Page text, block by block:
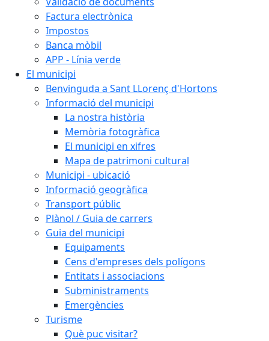
Factura electrònica
Impostos
Banca mòbil
APP - Línia verde
El municipi
Benvinguda a Sant LLorenç d'Hortons
Informació del municipi
La nostra història
Memòria fotogràfica
El municipi en xifres
Mapa de patrimoni cultural
Municipi - ubicació
Informació geogràfica
Transport públic
Plànol / Guia de carrers
Guia del municipi
Equipaments
Cens d'empreses dels polígons
Entitats i associacions
Subministraments
Emergències
Turisme
Què puc visitar?